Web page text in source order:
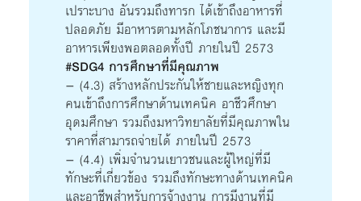
เปราะบาง อันรวมถึงทารก ได้เข้าถึงอาหารที่
ปลอดภัย มีอาหารตามหลักโภชนาการ และมี
อาหารเพียงพอตลอดทั้งปี ภายในปี 2573
#SDG4 การศึกษาที่มีคุณภาพ
– (4.3) สร้างหลักประกันให้ชายและหญิงทุก
คนเข้าถึงการศึกษาด้านเทคนิค อาชีวศึกษา
อุดมศึกษา รวมถึงมหาวิทยาลัยที่มีคุณภาพใน
ราคาที่สามารถจ่ายได้ ภายในปี 2573
– (4.4) เพิ่มจำนวนเยาวชนและผู้ใหญ่ที่มี
ทักษะที่เกี่ยวข้อง รวมถึงทักษะทางด้านเทคนิค
และอาชีพสำหรับการจ้างงาน การมีงานที่มี